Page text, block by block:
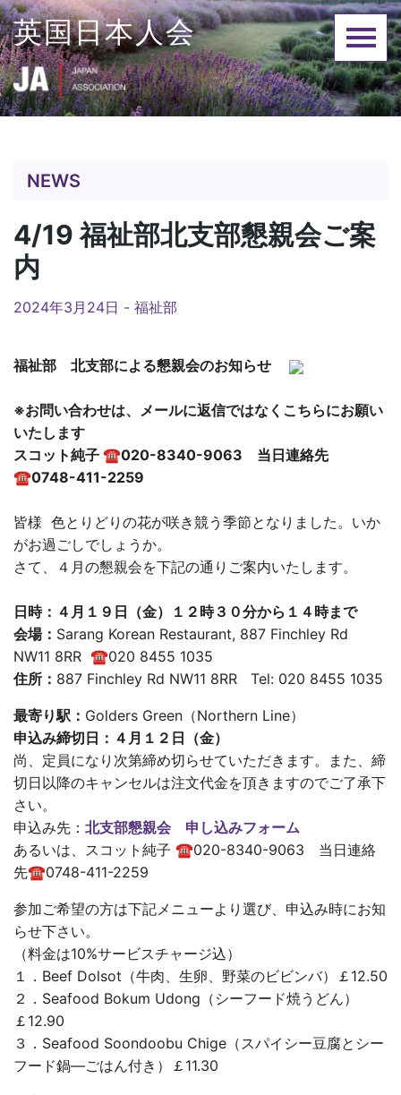
Skip
to
content
英国日本人会
NEWS
4/19 福祉部北支部懇親会ご案
内
2024年3月24日 - 福祉部
福祉部 北支部による懇親会のお知らせ
※お問い合わせは、メールに返信ではなくこちらにお願い
いたします
スコット純子 ☎020-8340-9063 当日連絡先
☎0748-411-2259
皆様 色とりどりの花が咲き競う季節となりました。いか
がお過ごしでしょうか。
さて、４月の懇親会を下記の通りご案内いたします。
日時：４月１９日（金）１２時３０分から１４時まで
会場： Sarang Korean Restaurant, 887 Finchley Rd
NW11 8RR ☎020 8455 1035
住所： 887 Finchley Rd NW11 8RR Tel: 020 8455 1035
最寄り駅： Golders Green（Northern Line）
申込み締切日：４月１２日（金）
尚、定員になり次第締め切らせていただきます。また、締
切日以降のキャンセルは注文代金を頂きますのでご了承下
さい。
申込み先： 北支部懇親会 申し込みフォーム
あるいは、スコット純子 ☎020-8340-9063 当日連絡
先☎0748-411-2259
参加ご希望の方は下記メニューより選び、申込み時にお知
らせ下さい。
（料金は10%サービスチャージ込）
１．Beef Dolsot（牛肉、生卵、野菜のビビンバ）￡12.50
２．Seafood Bokum Udong（シーフード焼うどん）
￡12.90
３．Seafood Soondoobu Chige（スパイシー豆腐とシー
フード鍋―ごはん付き）￡11.30